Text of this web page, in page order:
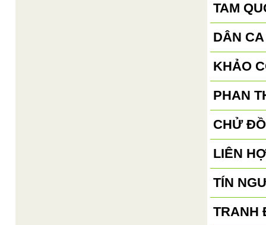
TAM
DÂN
KHẢO
PHAN
CHỬ
LIÊN
TÍN
TRANH